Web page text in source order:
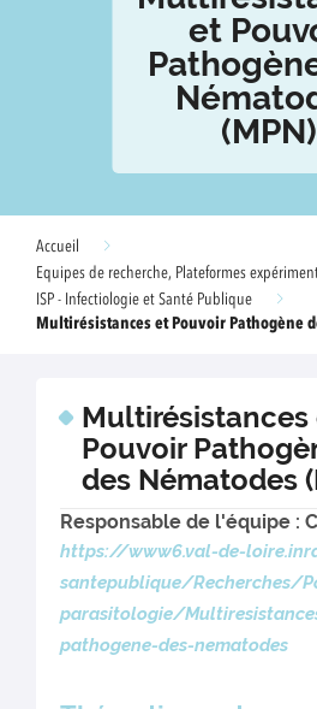
et
(MPN)
Accueil
Equipes de recherche, Plateformes
ISP - Infectiologie et Santé Publique
Multirésistances et Pouvoir Pathogène
Multirésistances
Pouvoir
des Nématodes
Responsable de l'équipe :
https://www6.val-de-
santepublique/Recherches/
parasitologie/
pathogene-des-nematodes